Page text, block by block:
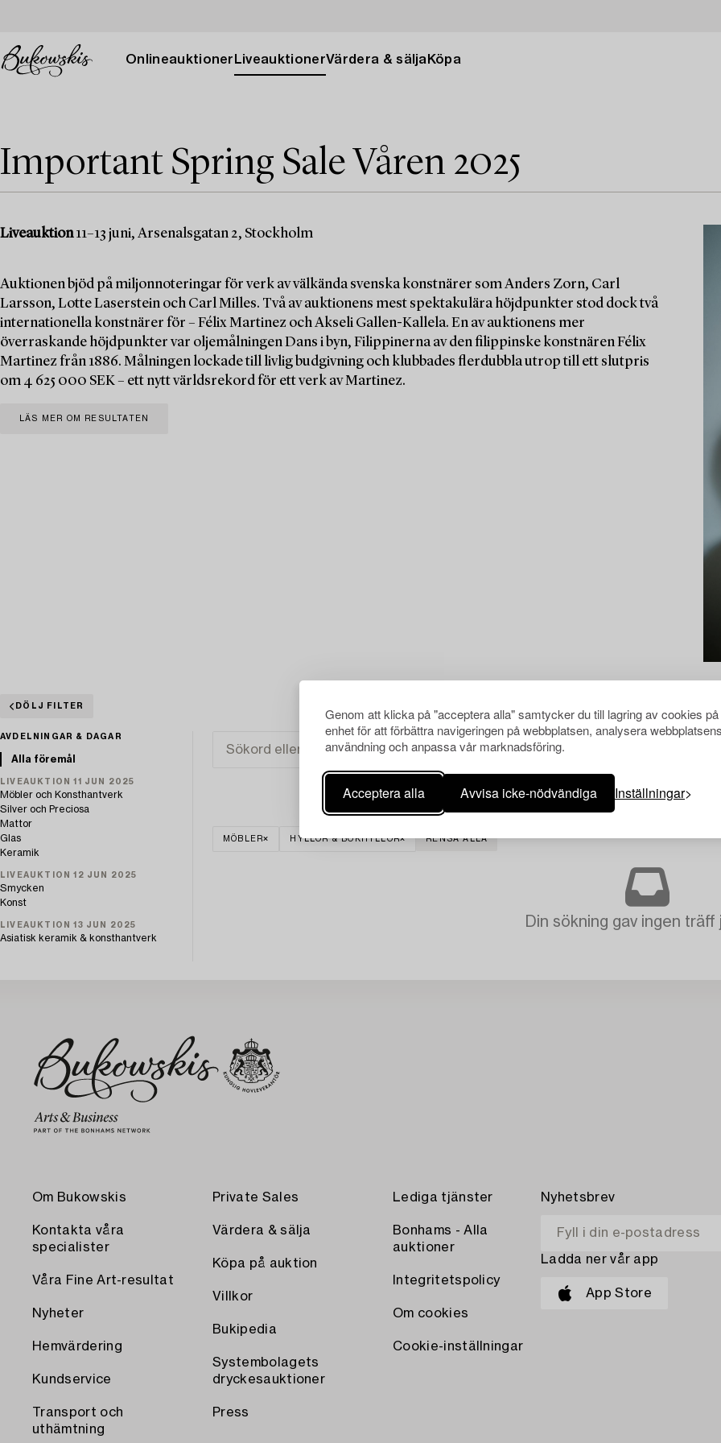
Genom att klicka på "acceptera alla" samtycker du till lagring av cookies
enhet för att förbättra navigeringen på webbplatsen, analysera
användning och anpassa vår marknadsföring.
Acceptera alla Avvisa icke-nödvändiga Inställningar
Onlineauktioner LiveauktionerVärdera & sälja Köpa
Important Spring Sale Våren 2025
Liveauktion11–13 juni, Arsenalsgatan 2, Stockholm
Auktionen bjöd på miljonnoteringar för verk av välkända svenska konstnärer som Anders Zorn, Carl
Larsson, Lotte Laserstein och Carl Milles. Två av auktionens mest spektakulära höjdpunkter stod dock två
internationella konstnärer för – Félix Martinez och Akseli Gallen-Kallela. En av auktionens mer
överraskande höjdpunkter var oljemålningen Dans i byn, Filippinerna av den filippinske konstnären Félix
Martinez från 1886. Målningen lockade till livlig budgivning och klubbades flerdubbla utrop till ett slutpris
om 4 625 000 SEK – ett nytt världsrekord för ett verk av Martinez.
LÄS MER OM RESULTATEN
DÖLJ FILTER
AVDELNINGAR & DAGAR
Alla föremål
LIVEAUKTION 11 JUN 2025
Möbler och Konsthantverk
Silver och Preciosa
Mattor
Glas
Keramik
LIVEAUKTION 12 JUN 2025
Smycken
Konst
LIVEAUKTION 13 JUN 2025
Asiatisk keramik & konsthantverk
MÖBLER HYLLOR & BOKHYLLOR RENSA ALLA
Din sökning gav ingen träff
Om Bukowskis
Kontakta våra
specialister
Våra Fine Art-resultat
Nyheter
Hemvärdering
Kundservice
Transport och
uthämtning
Private Sales
Värdera & sälja
Köpa på auktion
Villkor
Bukipedia
Systembolagets
dryckesauktioner
Press
Lediga tjänster
Bonhams - Alla
auktioner
Integritetspolicy
Om cookies
Cookie-inställningar
Nyhetsbrev
Ladda ner vår app
App Store